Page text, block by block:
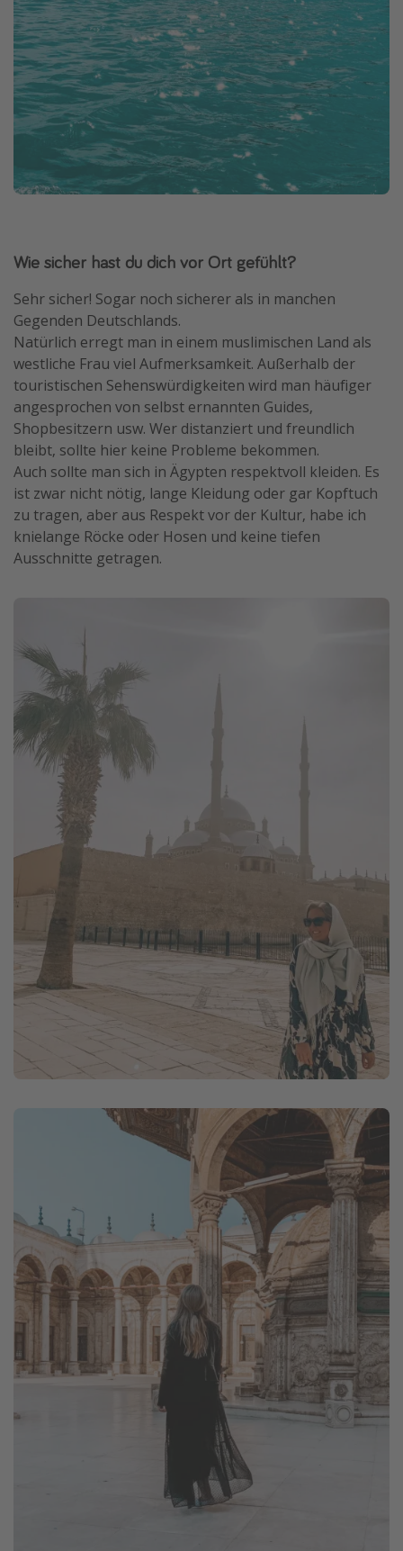
Wie sicher hast du dich vor Ort gefühlt?
Sehr sicher! Sogar noch sicherer als in manchen
Gegenden Deutschlands.
Natürlich erregt man in einem muslimischen Land als
westliche Frau viel Aufmerksamkeit. Außerhalb der
touristischen Sehenswürdigkeiten wird man häufiger
angesprochen von selbst ernannten Guides,
Shopbesitzern usw. Wer distanziert und freundlich
bleibt, sollte hier keine Probleme bekommen.
Auch sollte man sich in Ägypten respektvoll kleiden. Es
ist zwar nicht nötig, lange Kleidung oder gar Kopftuch
zu tragen, aber aus Respekt vor der Kultur, habe ich
knielange Röcke oder Hosen und keine tiefen
Ausschnitte getragen.